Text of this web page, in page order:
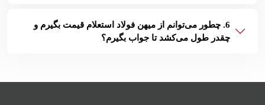
6. چطور می‌توانم از میهن فولاد استعلام قیمت بگیرم و
چقدر طول می‌کشد تا جواب بگیرم؟